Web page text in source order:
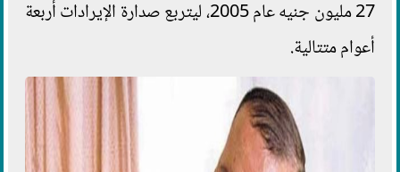
27 مليون جنيه عام 2005، ليتربع صدارة الإيرادات أربعة
أعوام متتالية.